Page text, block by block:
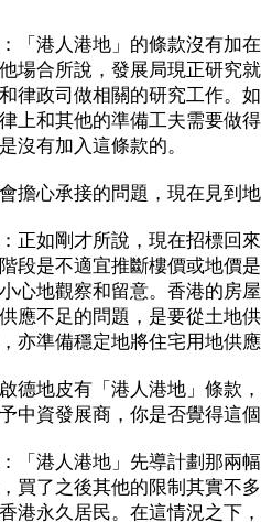
「港人港地」的條款沒有加
場合所說，發展局現正研究
律政司做相關的研究工作。
上和其他的準備工夫需要做
沒有加入這條款的。
擔心承接的問題，現在見到
正如剛才所說，現在招標回
段是不適宜推斷樓價或地價
心地觀察和留意。香港的房
應不足的問題，是要從土地
亦準備穩定地將住宅用地供
德地皮有「港人港地」條款
中資發展商，你是否覺得這
「港人港地」先導計劃那兩
買了之後其他的限制其實不
港永久居民。在這情況之下